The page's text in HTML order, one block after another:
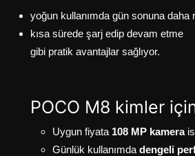
yoğun kullanımda gün sonuna daha
kısa sürede şarj edip devam etme
gibi pratik avantajlar sağlıyor.
POCO M8 kimler
Uygun fiyata 108 MP kamera
Günlük kullanımda dengeli